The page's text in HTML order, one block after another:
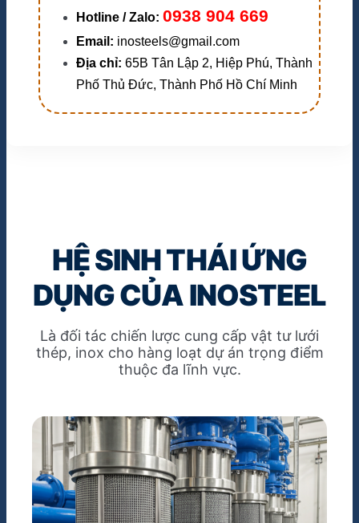
Hotline / Zalo: 0938 904 669
Email: inosteels@gmail.com
Địa chỉ: 65B Tân Lập 2, Hiệp Phú, Thành
Phố Thủ Đức, Thành Phố Hồ Chí Minh
HỆ SINH THÁI ỨNG
DỤNG CỦA INOSTEEL
Là đối tác chiến lược cung cấp vật tư lưới
thép, inox cho hàng loạt dự án trọng điểm
thuộc đa lĩnh vực.